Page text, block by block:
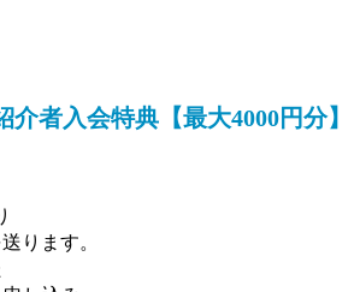
者入会特典【最大4000円分】
ります。